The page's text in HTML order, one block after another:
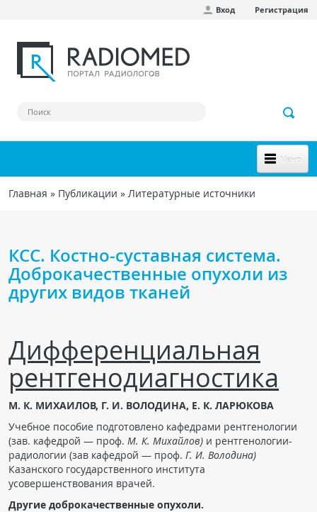
Вход Регистрация
Меню
НОВОЕ НА САЙТЕ
Форум
Наш сборник ссылок
ОБРАЗОВАНИЕ
Интерактивные задания
Презентации
Публикации
Видео
Журнал "Лучевая диагностика и терапия"
Вы здесь
Главная » Публикации » Литературные источники
КСС. Костно-суставная система.
Доброкачественные опухоли из
других видов тканей
Дифференциальная
рентгенодиагностика
М. К. МИХАИЛОВ, Г. И. ВОЛОДИНА, Е. К. ЛАРЮКОВА
Учебное пособие подготовлено кафедрами рентгенологии
(зав. кафедрой — проф. М. К. Михайлов) и рентгенологии-
радиологии (зав кафедрой — проф. Г. И. Володина)
Казанского государственного института
усовершенствования врачей.
Другие доброкачественные опухоли.